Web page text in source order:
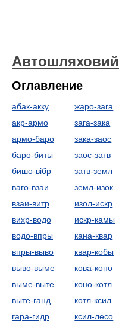
Оглавление
абак-акку
акр-армо
армо-баро
баро-биты
бишо-вібр
ваго-взаи
взаи-витр
вихр-водо
водо-впры
впры-выво
выво-выме
выме-выте
выте-ганд
гара-гидр
жаро-зага
зага-зака
зака-заос
заос-затв
затв-земл
земл-изок
изол-искр
искр-камы
кана-квар
квар-кобы
кова-коно
коно-котл
котл-ксил
ксил-лесо